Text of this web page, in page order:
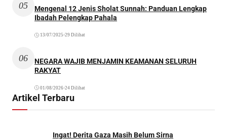
05
Mengenal 12 Jenis Sholat Sunnah: Panduan Lengkap
Ibadah Pelengkap Pahala
13/07/2025 •29 Dilihat
06
NEGARA WAJIB MENJAMIN KEAMANAN SELURUH
RAKYAT
01/08/2026•24 Dilihat
Artikel Terbaru
Ingat! Derita Gaza Masih Belum Sirna